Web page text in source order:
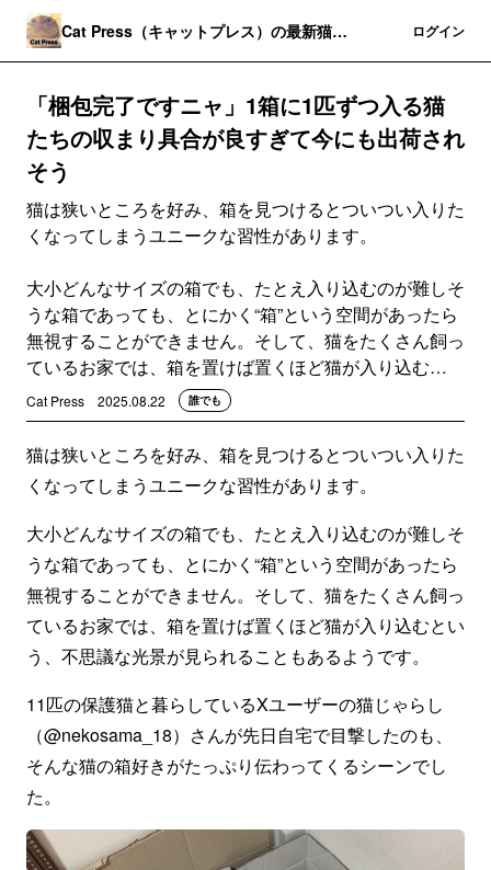
Cat Press（キャットプレス）の最新猫ニ
ログイン
「梱包完了ですニャ」1箱に1匹ずつ入る猫
たちの収まり具合が良すぎて今にも出荷され
そう
猫は狭いところを好み、箱を見つけるとついつい入りた
くなってしまうユニークな習性があります。
大小どんなサイズの箱でも、たとえ入り込むのが難しそ
うな箱であっても、とにかく“箱”という空間があったら
無視することができません。そして、猫をたくさん飼っ
ているお家では、箱を置けば置くほど猫が入り込む…
Cat Press 2025.08.22 誰でも
猫は狭いところを好み、箱を見つけるとついつい入りた
くなってしまうユニークな習性があります。
大小どんなサイズの箱でも、たとえ入り込むのが難しそ
うな箱であっても、とにかく“箱”という空間があったら
無視することができません。そして、猫をたくさん飼っ
ているお家では、箱を置けば置くほど猫が入り込むとい
う、不思議な光景が見られることもあるようです。
11匹の保護猫と暮らしているXユーザーの猫じゃらし
（@nekosama_18）さんが先日自宅で目撃したのも、
そんな猫の箱好きがたっぷり伝わってくるシーンでし
た。